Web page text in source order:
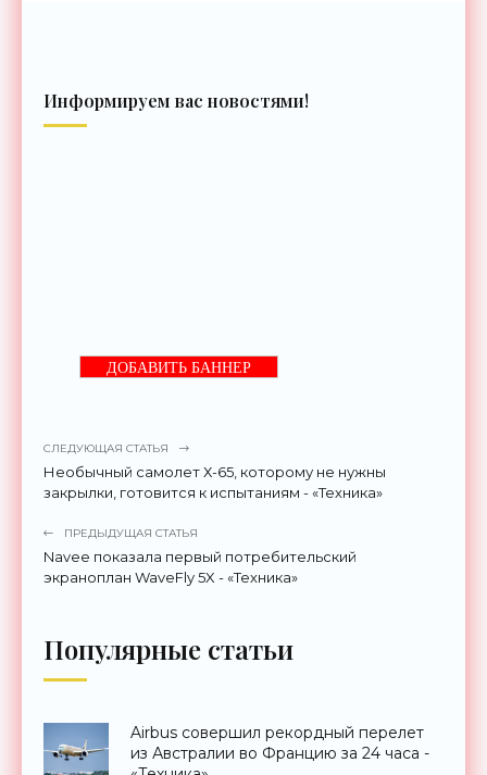
Информируем вас новостями!
ДОБАВИТЬ БАННЕР
СЛЕДУЮЩАЯ СТАТЬЯ
Необычный самолет Х-65, которому не нужны
закрылки, готовится к испытаниям - «Техника»
ПРЕДЫДУЩАЯ СТАТЬЯ
Navee показала первый потребительский
экраноплан WaveFly 5X - «Техника»
Популярные статьи
Airbus совершил рекордный перелет
из Австралии во Францию за 24 часа -